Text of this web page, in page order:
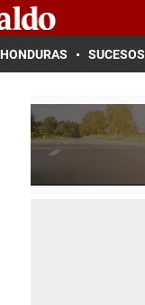
HONDURAS SUCESOS